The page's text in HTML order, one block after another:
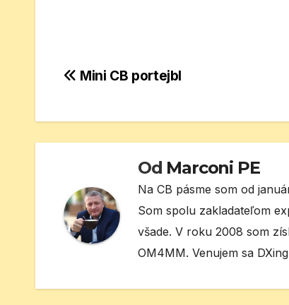
Navigácia
článku
Mini CB portejbl
Od Marconi PE
Na CB pásme som od
Som spolu zakladateľom
všade. V roku 2008 som
OM4MM. Venujem sa